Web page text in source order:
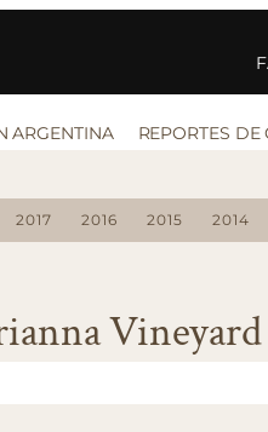
ARGENTINA REPORTES DE
2017 2016 2015 2014